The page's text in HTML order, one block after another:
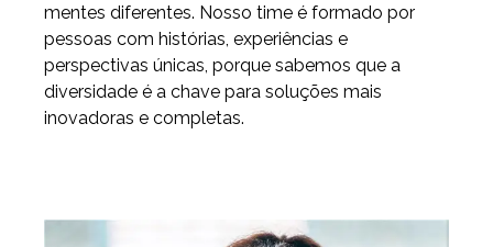
mentes diferentes. Nosso time é formado por
pessoas com histórias, experiências e
perspectivas únicas, porque sabemos que a
diversidade é a chave para soluções mais
inovadoras e completas.